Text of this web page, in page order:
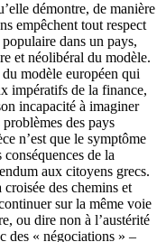
démontre, de manière
empêchent tout respect
dans un pays,
et néolibéral du modèle.
modèle européen qui
impératifs de la finance,
incapacité à imaginer
des pays
n’est que le symptôme
de la
aux citoyens grecs.
des chemins et
sur la même voie
ou dire non à l’austérité
des « négociations » –